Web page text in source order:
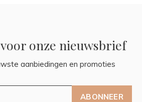
onze nieuwsbrief
aanbiedingen en promoties
ABONNEER